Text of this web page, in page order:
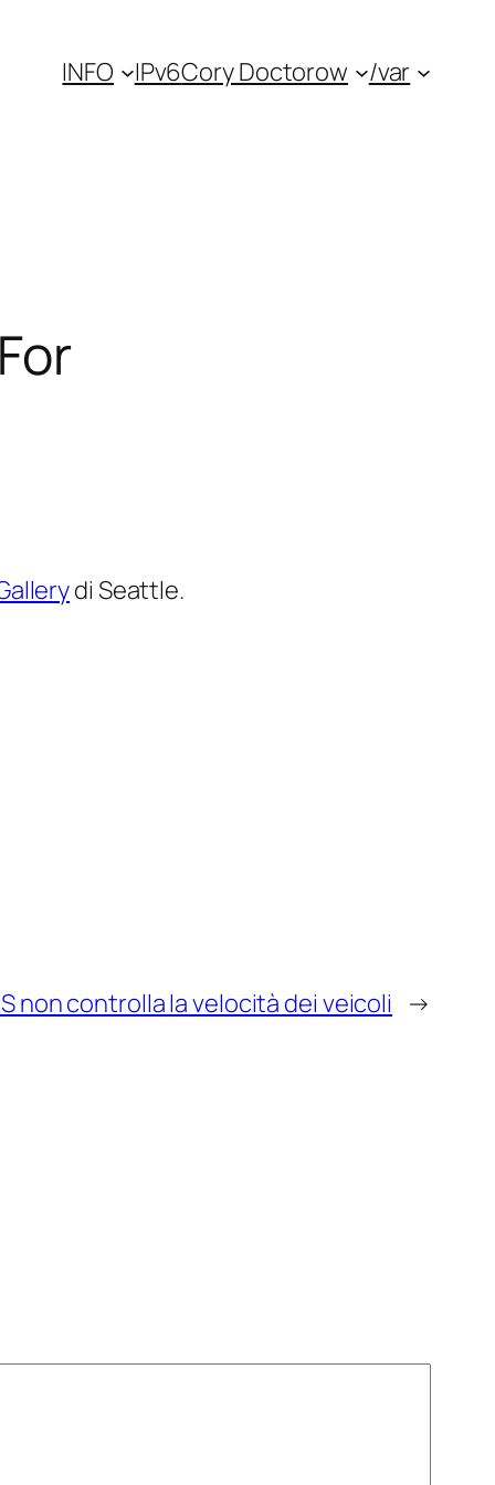
INFO IPv6Cory Doctorow /var
di Seattle.
non controlla la velocità dei veicoli →